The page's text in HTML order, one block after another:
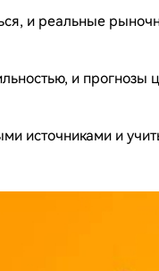
и реальные
и прогнозы
источниками и